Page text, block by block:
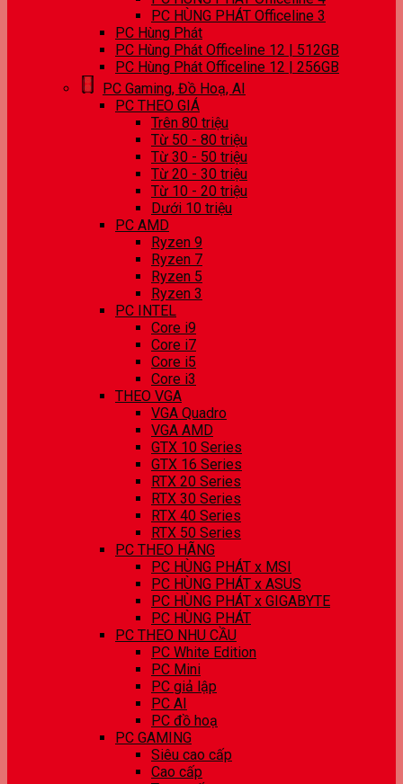
PC HÙNG PHÁT Officeline 3
PC Hùng Phát
PC Hùng Phát Officeline 12 | 512GB
PC Hùng Phát Officeline 12 | 256GB
PC Gaming, Đồ Hoạ, AI
PC THEO GIÁ
Trên 80 triệu
Từ 50 - 80 triệu
Từ 30 - 50 triệu
Từ 20 - 30 triệu
Từ 10 - 20 triệu
Dưới 10 triệu
PC AMD
Ryzen 9
Ryzen 7
Ryzen 5
Ryzen 3
PC INTEL
Core i9
Core i7
Core i5
Core i3
THEO VGA
VGA Quadro
VGA AMD
GTX 10 Series
GTX 16 Series
RTX 20 Series
RTX 30 Series
RTX 40 Series
RTX 50 Series
PC THEO HÃNG
PC HÙNG PHÁT x MSI
PC HÙNG PHÁT x ASUS
PC HÙNG PHÁT x GIGABYTE
PC HÙNG PHÁT
PC THEO NHU CẦU
PC White Edition
PC Mini
PC giả lập
PC AI
PC đồ hoạ
PC GAMING
Siêu cao cấp
Cao cấp